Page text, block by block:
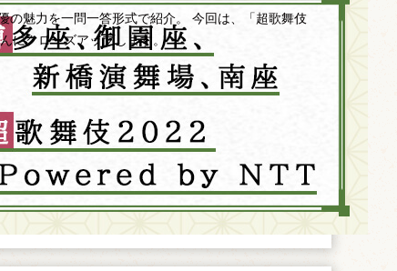
の魅力を一問一答形式で紹介。 今回は、「超歌舞伎
にクローズアップします。